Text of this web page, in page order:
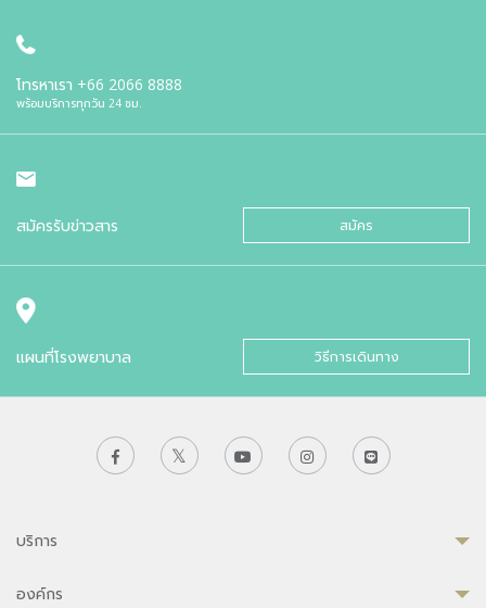
โทรหาเรา +66 2066 8888
พร้อมบริการทุกวัน 24 ชม.
สมัครรับข่าวสาร สมัคร
แผนที่โรงพยาบาล วิธีการเดินทาง
บริการ
องค์กร